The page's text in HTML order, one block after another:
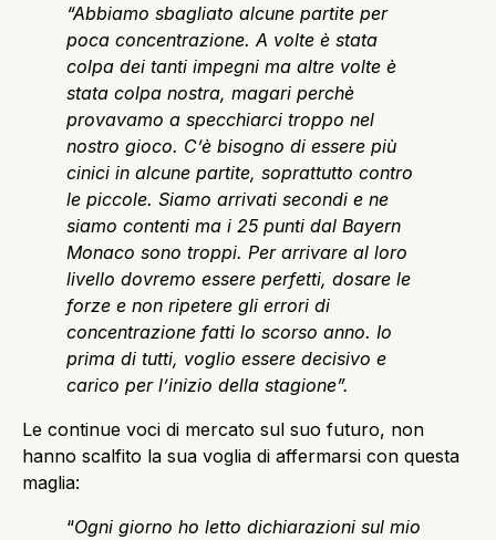
“Abbiamo sbagliato alcune partite per
poca concentrazione. A volte è stata
colpa dei tanti impegni ma altre volte è
stata colpa nostra, magari perchè
provavamo a specchiarci troppo nel
nostro gioco. C’è bisogno di essere più
cinici in alcune partite, soprattutto contro
le piccole. Siamo arrivati secondi e ne
siamo contenti ma i 25 punti dal Bayern
Monaco sono troppi. Per arrivare al loro
livello dovremo essere perfetti, dosare le
forze e non ripetere gli errori di
concentrazione fatti lo scorso anno. Io
prima di tutti, voglio essere decisivo e
carico per l’inizio della stagione”.
Le continue voci di mercato sul suo futuro, non
hanno scalfito la sua voglia di affermarsi con questa
maglia:
“Ogni giorno ho letto dichiarazioni sul mio